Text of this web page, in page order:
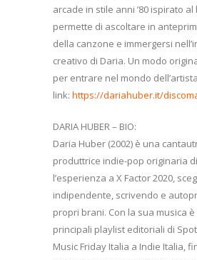
arcade in stile anni ’80 ispirato al
permette di ascoltare in
della canzone e immergersi
creativo di Daria. Un modo
per entrare nel mondo
link: https://dariahuber.it/
DARIA HUBER – BIO:
Daria Huber (2002) è una
produttrice indie-pop originaria
l’esperienza a X Factor 2020,
indipendente, scrivendo e
propri brani. Con la sua musica
principali playlist editoriali di
Music Friday Italia a Indie Italia,